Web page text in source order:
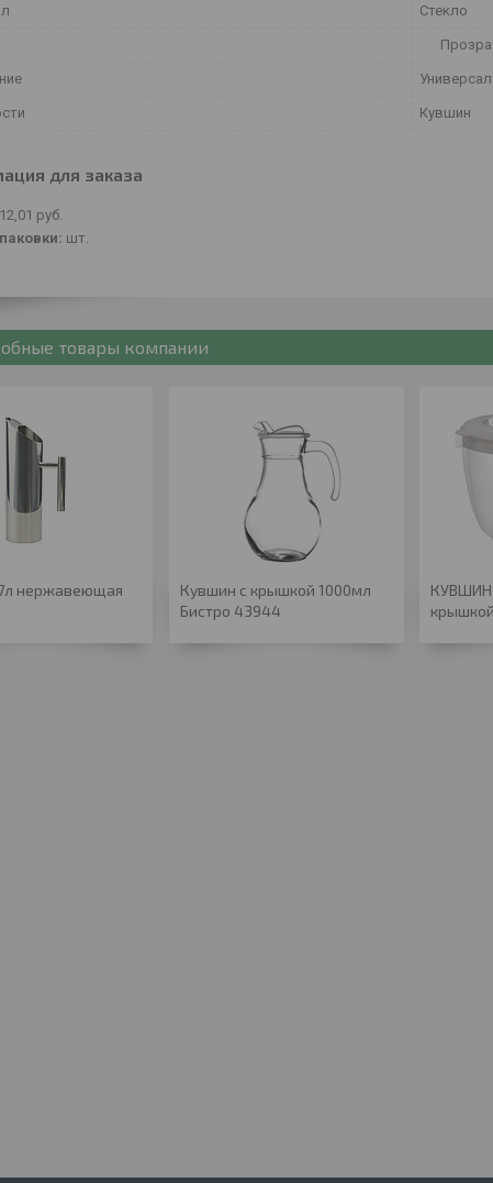
Стекло
Кувшин
для заказа
руб.
шт.
товары компании
нержавеющая
Кувшин с крышкой 1000мл
Бистро 43944
КУВШИН
крышкой